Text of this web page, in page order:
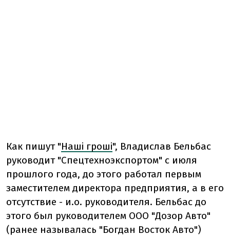
Как пишут "Наші гроші", Владислав Бельбас
руководит "Спецтехноэкспортом" с июля
прошлого года, до этого работал первым
заместителем директора предприятия, а в его
отсутствие - и.о. руководителя. Бельбас до
этого был руководителем ООО "Дозор Авто"
(ранее называлась "Богдан Восток Авто")